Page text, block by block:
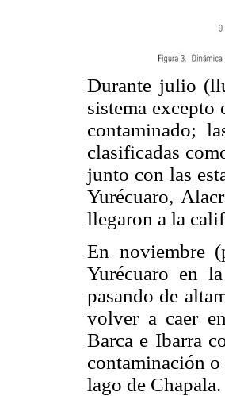
Durante julio
sistema
contaminado;
clasificadas
junto con las
Yurécuaro,
llegaron a la
En noviembre
Yurécuaro en
pasando de
volver a caer
Barca e Ibarra
contaminación o
lago de Chapala.